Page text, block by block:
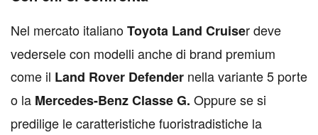
Nel mercato italianoToyota Land Cruiser deve
vedersele con modelli anche di brand premium
come il Land Rover Defender nella variante 5 porte
o la Mercedes-Benz Classe G. Oppure se si
predilige le caratteristiche fuoristradistiche la